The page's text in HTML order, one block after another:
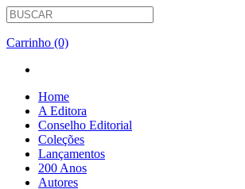
Carrinho (0)
Home
A Editora
Conselho Editorial
Coleções
Lançamentos
200 Anos
Autores